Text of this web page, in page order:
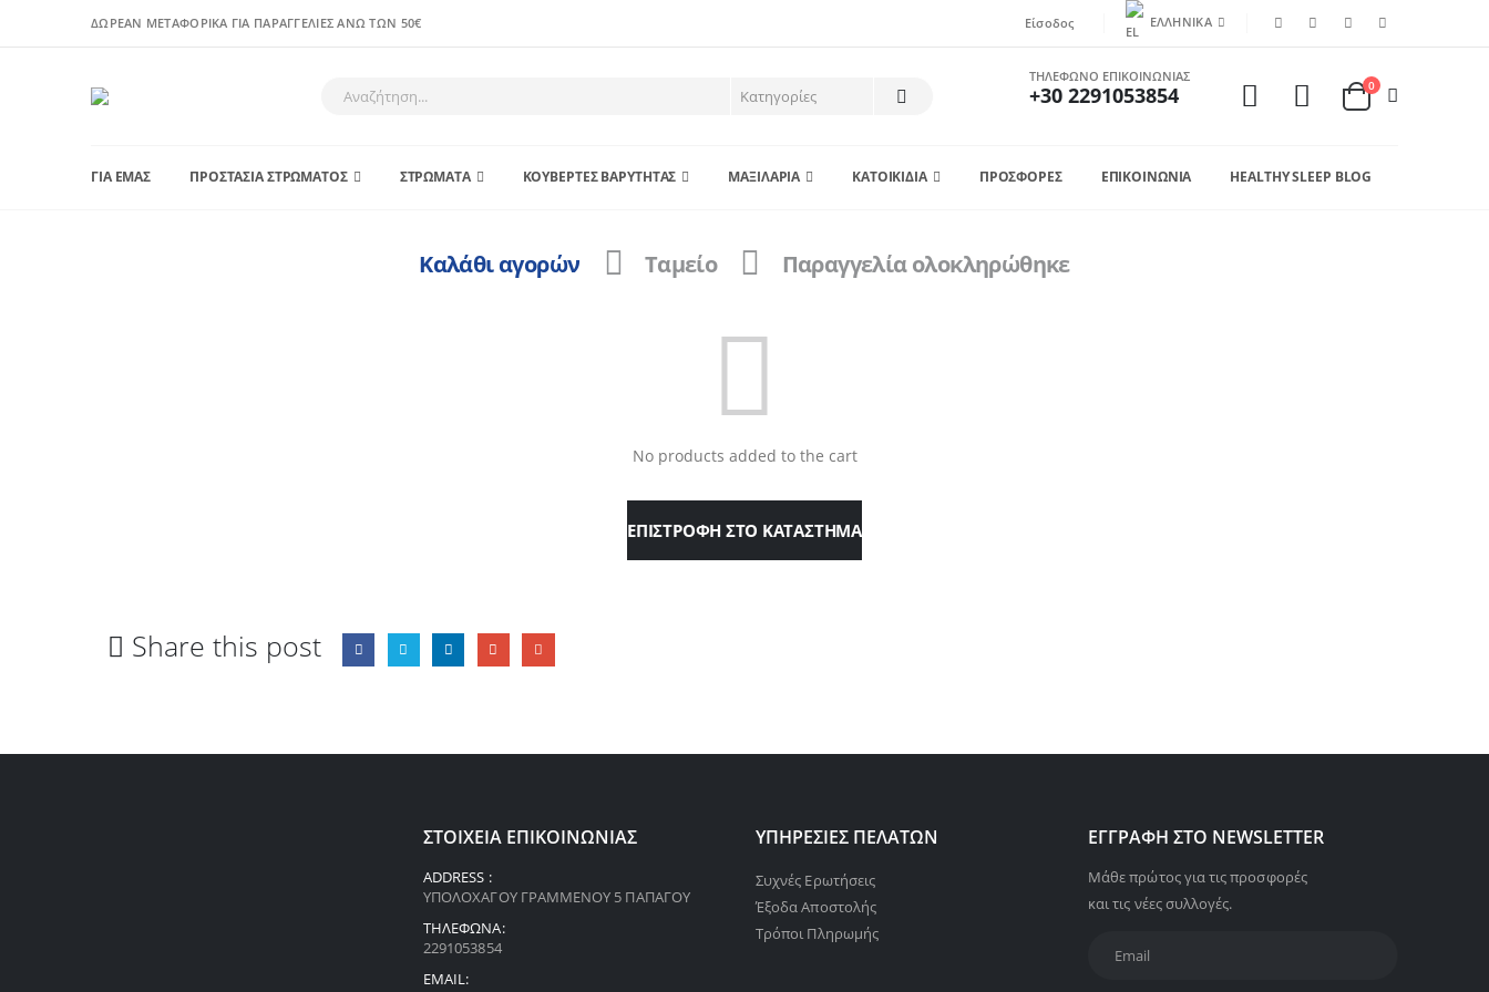
ΔΩΡΕΑΝ ΜΕΤΑΦΟΡΙΚΑ ΓΙΑ ΠΑΡΑΓΓΕΛΙΕΣ ΑΝΩ ΤΩΝ 50€ Είσοδος ΕΛΛΗΝΙΚΆ
ΤΗΛΕΦΩΝΟ ΕΠΙΚΟΙΝΩΝΙΑΣ
+30 2291053854 0
ΓΙΑ ΕΜΑΣ ΠΡΟΣΤΑΣΙΑ ΣΤΡΩΜΑΤΟΣ ΣΤΡΩΜΑΤΑ ΚΟΥΒΕΡΤΕΣ ΒΑΡΥΤΗΤΑΣ ΜΑΞΙΛΑΡΙΑ ΚΑΤΟΙΚΙΔΙΑ ΠΡΟΣΦΟΡΕΣ ΕΠΙΚΟΙΝΩΝΙΑ HEALTHY SLEEP BLOG
Καλάθι αγορών Ταμείο Παραγγελία ολοκληρώθηκε
No products added to the cart
ΕΠΙΣΤΡΟΦΉ ΣΤΟ ΚΑΤΆΣΤΗΜΑ
Share this post
ΣΤΟΙΧΕΊΑ ΕΠΙΚΟΙΝΩΝΊΑΣ
ADDRESS :
ΥΠΟΛΟΧΑΓΟΥ ΓΡΑΜΜΕΝΟΥ 5 ΠΑΠΑΓΟΥ
ΤΗΛΈΦΩΝΑ:
2291053854
EMAIL:
ΥΠΗΡΕΣΊΕΣ ΠΕΛΑΤΏΝ
Συχνές Ερωτήσεις
Έξοδα Αποστολής
Τρόποι Πληρωμής
ΕΓΓΡΑΦΉ ΣΤΟ NEWSLETTER
Μάθε πρώτος για τις προσφορές
και τις νέες συλλογές.